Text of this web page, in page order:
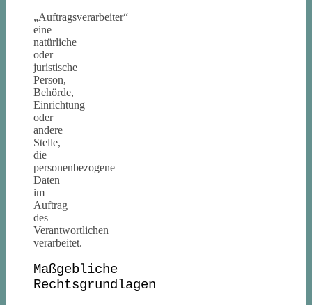
„Auftragsverarbeiter“
eine
natürliche
oder
juristische
Person,
Behörde,
Einrichtung
oder
andere
Stelle,
die
personenbezogene
Daten
im
Auftrag
des
Verantwortlichen
verarbeitet.
Maßgebliche
Rechtsgrundlagen